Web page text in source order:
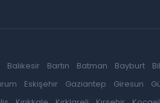
Balıkesir Bartın Batman Bayburt
Eskişehir Gaziantep Giresun